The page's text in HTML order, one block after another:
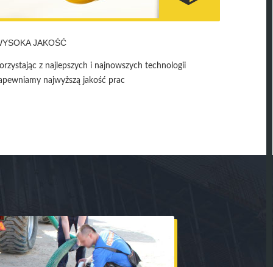
JAKOŚĆ
z najlepszych i najnowszych technologii
najwyższą jakość prac